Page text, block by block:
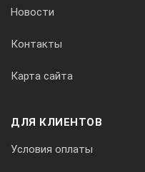
Новости
Контакты
Карта сайта
ДЛЯ КЛИЕНТОВ
Условия оплаты